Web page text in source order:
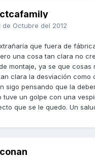
de Octubre del 2012
que fuera de
una cosa tan clara no
montaje, ya se que cosas
clara la desviación como
sigo pensando que la
tuve un golpe con una
que se le quedo. Un